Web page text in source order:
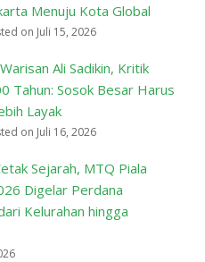
Menuju Kota Global
on Juli 15, 2026
Ali Sadikin, Kritik
Tahun: Sosok Besar Harus
Layak
on Juli 16, 2026
Sejarah, MTQ Piala
Digelar Perdana
Kelurahan hingga